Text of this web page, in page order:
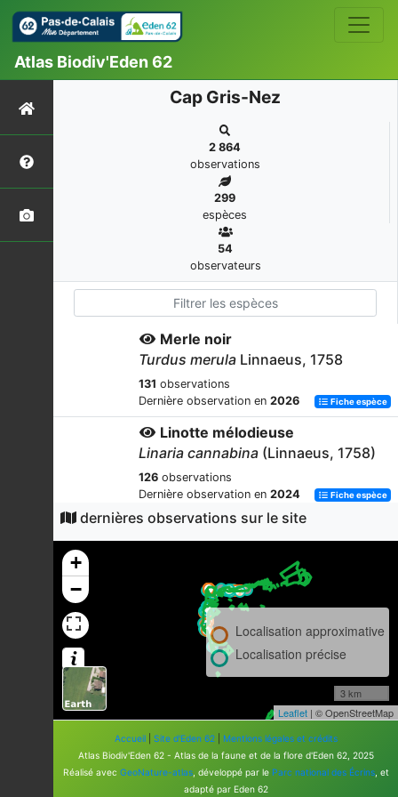
Atlas Biodiv'Eden 62
Cap Gris-Nez
2 864
observations
299
espèces
54
observateurs
Merle noir
Turdus merula Linnaeus, 1758
131 observations
Dernière observation en 2026 Fiche espèce
Linotte mélodieuse
Linaria cannabina (Linnaeus, 1758)
126 observations
Dernière observation en 2024 Fiche espèce
Goéland argenté
Larus argentatusPontoppidan, 1763
Dernière observation en2023
Faisan de Colchide
Phasianus colchicusLinnaeus, 1758
observations
Dernière observation en2023
Phylloscopus collybita(Vieillot,
1817)
103observations
Dernière observation en
dernières observations sur le site
+
−
Localisation approximative
Localisation précise
3 km
Leaflet | © OpenStreetMap
Accueil| Site d'Eden 62|
Mentions légales et crédits
Atlas Biodiv'Eden 62 - Atlas de la faune et de la flore d'Eden 62, 2025
Réalisé avec GeoNature-atlas, développé par le Parc national des Écrins, et
adapté par Eden 62